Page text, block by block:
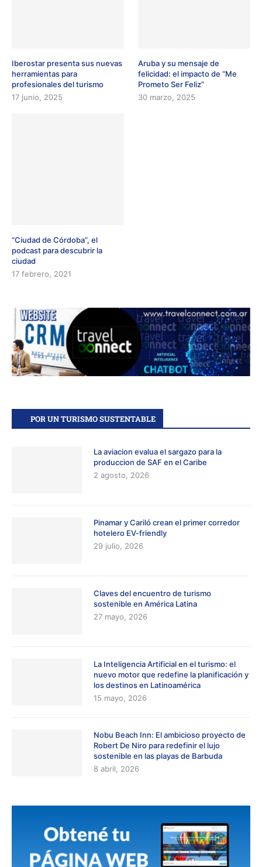
Iberostar presenta sus nuevas
herramientas para
profesionales del turismo
17 junio, 2025
Aruba y su mensaje de
felicidad: el impacto de “Me
Prometo Ser Feliz”
30 marzo, 2025
“Ciudad de Córdoba”, el
podcast para descubrir la
ciudad
17 febrero, 2021
POR UN TURISMO SUSTENTABLE
La aviacion evalua el sargazo para la
produccion de SAF en el Caribe
2 agosto, 2026
Pinamar y Cariló crean el primer corredor
hotelero EV-friendly
29 julio, 2026
Claves del encuentro de turismo
sostenible en América Latina
27 mayo, 2026
La Inteligencia Artificial en el turismo: el
nuevo motor que redefine la planificación y
los destinos en Latinoamérica
15 mayo, 2026
Nobu Beach Inn: El ambicioso proyecto de
Robert De Niro para redefinir el lujo
sostenible en las playas de Barbuda
8 abril, 2026